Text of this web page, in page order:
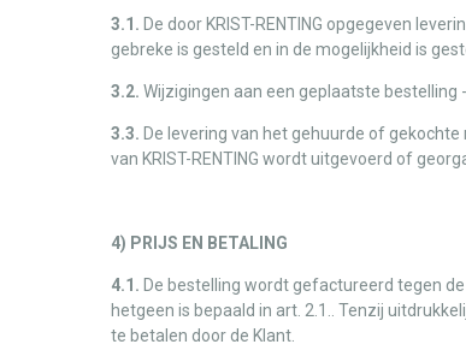
3.1. De door KRIST-RENTING opgegeven
gebreke is gesteld en in de mogelijkheid is
3.2. Wijzigingen aan een geplaatste bestelling
3.3. De levering van het gehuurde of
van KRIST-RENTING wordt uitgevoerd of
4) PRIJS EN BETALING
4.1. De bestelling wordt gefactureerd tegen
hetgeen is bepaald in art. 2.1.. Tenzij
te betalen door de Klant.